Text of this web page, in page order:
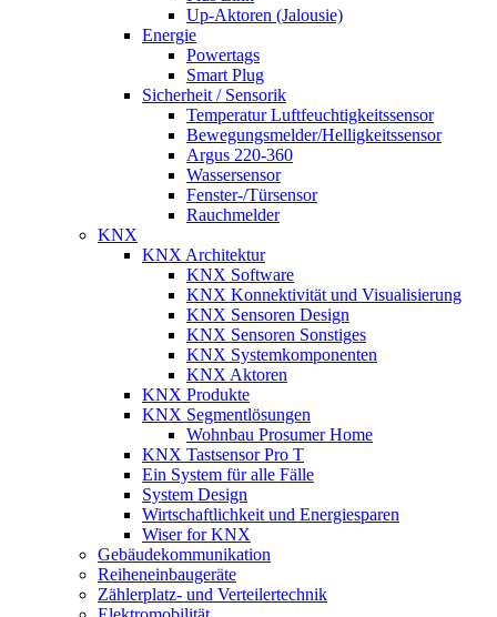
Up-Aktoren (Jalousie)
Energie
Powertags
Smart Plug
Sicherheit / Sensorik
Temperatur Luftfeuchtigkeitssensor
Bewegungsmelder/Helligkeitssensor
Argus 220-360
Wassersensor
Fenster-/Türsensor
Rauchmelder
KNX
KNX Architektur
KNX Software
KNX Konnektivität und Visualisierung
KNX Sensoren Design
KNX Sensoren Sonstiges
KNX Systemkomponenten
KNX Aktoren
KNX Produkte
KNX Segmentlösungen
Wohnbau Prosumer Home
KNX Tastsensor Pro T
Ein System für alle Fälle
System Design
Wirtschaftlichkeit und Energiesparen
Wiser for KNX
Gebäudekommunikation
Reiheneinbaugeräte
Zählerplatz- und Verteilertechnik